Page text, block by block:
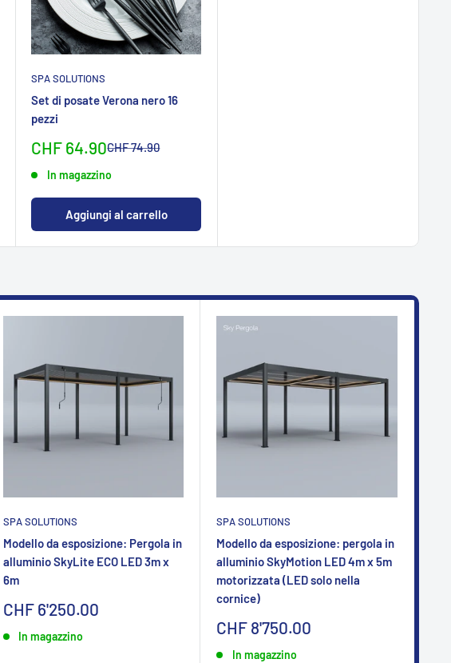
SPA SOLUTIONS
Set di posate Verona nero 16
pezzi
Sonderpreis
CHF 64.90Normalpreis
CHF 74.90
In magazzino
Aggiungi al carrello
SPA SOLUTIONS
Modello da esposizione: Pergola in
alluminio SkyLite ECO LED 3m x
6m
Sonderpreis
CHF 6'250.00
In magazzino
SPA SOLUTIONS
Modello da esposizione: pergola in
alluminio SkyMotion LED 4m x 5m
motorizzata (LED solo nella
cornice)
Sonderpreis
CHF 8'750.00
In magazzino